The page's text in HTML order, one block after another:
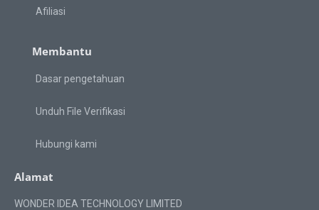
Afiliasi
Membantu
Dasar pengetahuan
Unduh File Verifikasi
Hubungi kami
Alamat
WONDER IDEA TECHNOLOGY LIMITED